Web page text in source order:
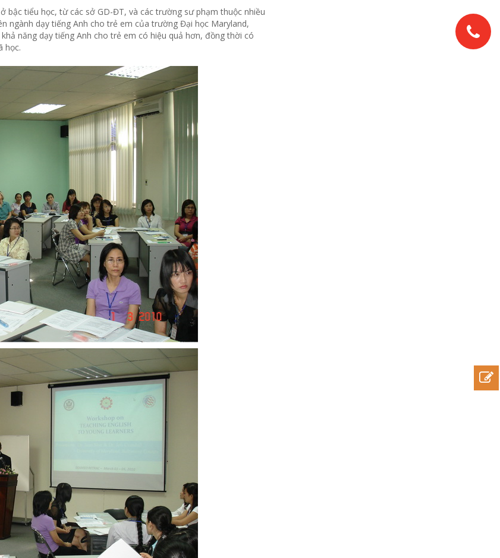
bậc tiểu học, từ các sở GD-ĐT, và các trường sư phạm thuộc nhiều
ngành dạy tiếng Anh cho trẻ em của trường Đại học Maryland,
năng dạy tiếng Anh cho trẻ em có hiệu quả hơn, đồng thời có
học.